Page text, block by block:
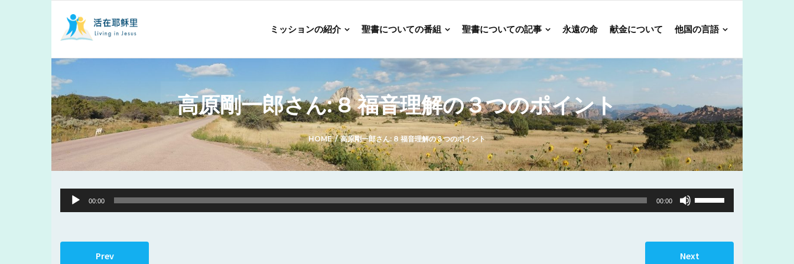
ミッションの紹介 聖書についての番組 聖書についての記事 永遠の命 献金について 他国の言語
高原剛一郎さん: 8 福音理解の３つのポイント
HOME/高原剛一郎さん: 8 福音理解の３つのポイント
Audio
Player
00:00 00:00
Use
Up/Down
to
Prev Next